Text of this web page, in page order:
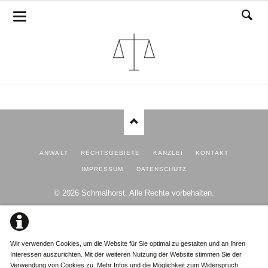
ANWALT RECHTSGEBIETE KANZLEI KONTAKT
IMPRESSUM DATENSCHUTZ
© 2026 Schmalhorst. Alle Rechte vorbehalten.
Wir verwenden Cookies, um die Website für Sie optimal zu gestalten und an Ihren
Interessen auszurichten. Mit der weiteren Nutzung der Website stimmen Sie der
Verwendung von Cookies zu. Mehr Infos und die Möglichkeit zum Widerspruch.